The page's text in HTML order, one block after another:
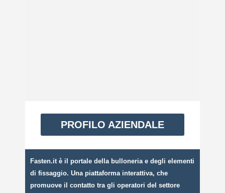
PROFILO AZIENDALE
Fasten.it è il portale della bulloneria e degli elementi
di fissaggio. Una piattaforma interattiva, che
promuove il contatto tra gli operatori del settore